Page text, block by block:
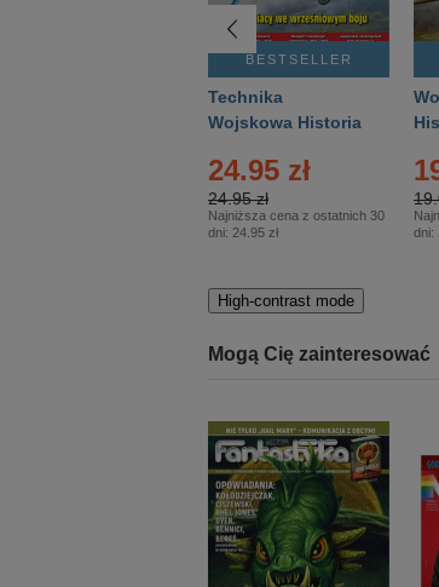
BESTSELLER
Technika
Wojskowa Historia
24.95 zł
24.95 zł
Najniższa cena z ostatnich 30
dni: 24.95 zł
–
dni:
High-contrast mode
Mogą Cię zainteresować